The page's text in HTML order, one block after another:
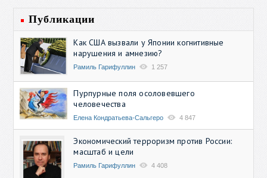
Публикации
Как США вызвали у Японии когнитивные
нарушения и амнезию?
Рамиль Гарифуллин 1 257
Пурпурные поля осоловевшего
человечества
Елена Кондратьева-Сальгеро 4 847
Экономический терроризм против России:
масштаб и цели
Рамиль Гарифуллин 4 408